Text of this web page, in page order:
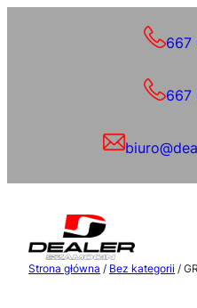
667
667
Strona główna / Bez kategorii /